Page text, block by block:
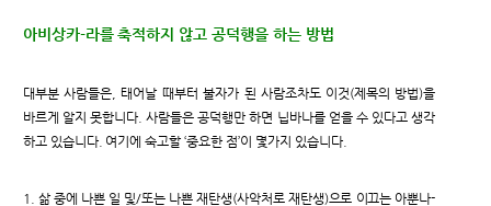
아비상카-라를 축적하지 않고 공덕행을 하는 방법
대부분 사람들은, 태어날 때부터 불자가 된 사람조차도 이것(제목의 방법)을
바르게 알지 못합니다. 사람들은 공덕행만 하면 닙바나를 얻을 수 있다고 생각
하고 있습니다. 여기에 숙고할 ‘중요한 점’이 몇가지 있습니다.
1. 삶 중에 나쁜 일 및/또는 나쁜 재탄생(사악처로 재탄생)으로 이끄는 아뿐나-